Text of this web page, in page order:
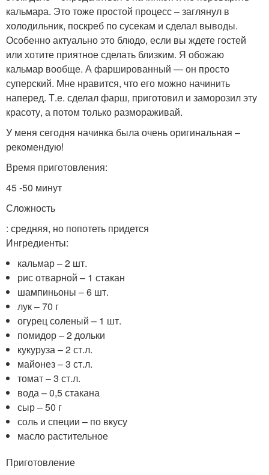
кальмара. Это тоже простой процесс – заглянул в
холодильник, поскреб по сусекам и сделал выводы.
Особенно актуально это блюдо, если вы ждете гостей
или хотите приятное сделать близким. Я обожаю
кальмар вообще. А фаршированный — он просто
суперский. Мне нравится, что его можно начинить
наперед. Т.е. сделал фарш, приготовил и заморозил эту
красоту, а потом только размораживай.
У меня сегодня начинка была очень оригинальная –
рекомендую!
Время приготовления:
45 -50 минут
Сложность
: средняя, но попотеть придется
Ингредиенты:
кальмар – 2 шт.
рис отварной – 1 стакан
шампиньоны – 6 шт.
лук – 70 г
огурец соленый – 1 шт.
помидор – 2 дольки
кукуруза – 2 ст.л.
майонез – 3 ст.л.
томат – 3 ст.л.
вода – 0,5 стакана
сыр – 50 г
соль и специи – по вкусу
масло растительное
Приготовление